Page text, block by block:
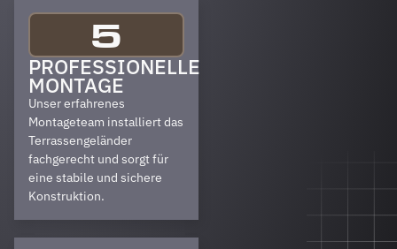
5
PROFESSIONELLE
MONTAGE
Unser erfahrenes
Montageteam installiert das
Terrassengeländer
fachgerecht und sorgt für
eine stabile und sichere
Konstruktion.